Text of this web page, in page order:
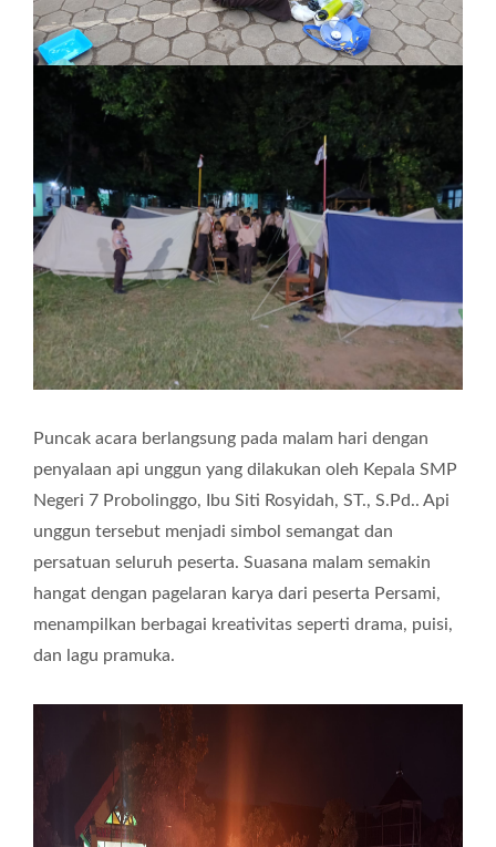
Puncak acara berlangsung pada malam hari dengan
penyalaan api unggun yang dilakukan oleh Kepala SMP
Negeri 7 Probolinggo, Ibu Siti Rosyidah, ST., S.Pd.. Api
unggun tersebut menjadi simbol semangat dan
persatuan seluruh peserta. Suasana malam semakin
hangat dengan pagelaran karya dari peserta Persami,
menampilkan berbagai kreativitas seperti drama, puisi,
dan lagu pramuka.